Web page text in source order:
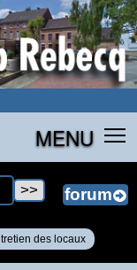
MENU
des locaux